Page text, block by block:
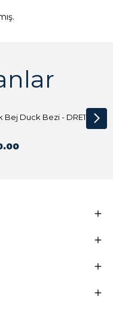
Açık Bej Duck Bezi - DRE1144 Kumaş Peçete